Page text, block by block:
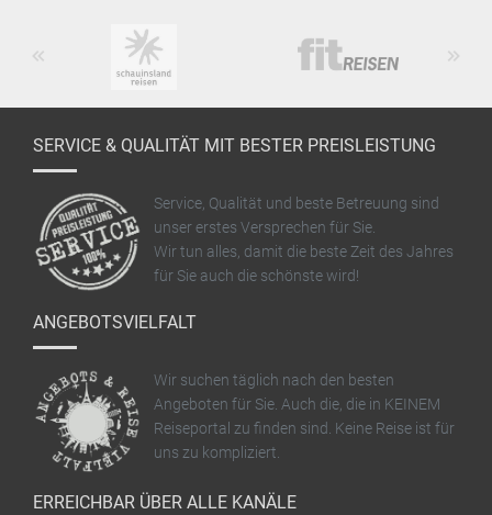
SERVICE & QUALITÄT MIT BESTER PREISLEISTUNG
Service, Qualität und beste Betreuung sind
unser erstes Versprechen für Sie.
Wir tun alles, damit die beste Zeit des Jahres
für Sie auch die schönste wird!
ANGEBOTSVIELFALT
Wir suchen täglich nach den besten
Angeboten für Sie. Auch die, die in KEINEM
Reiseportal zu finden sind. Keine Reise ist für
uns zu kompliziert.
ERREICHBAR ÜBER ALLE KANÄLE